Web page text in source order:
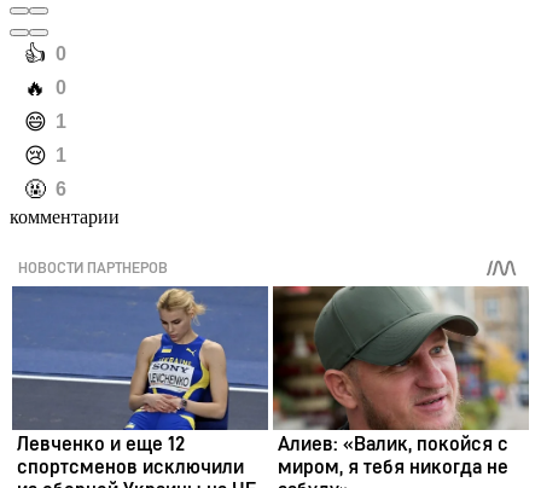
️👍 0
️🔥 0
️😄 1
️😢 1
️🤬 6
комментарии